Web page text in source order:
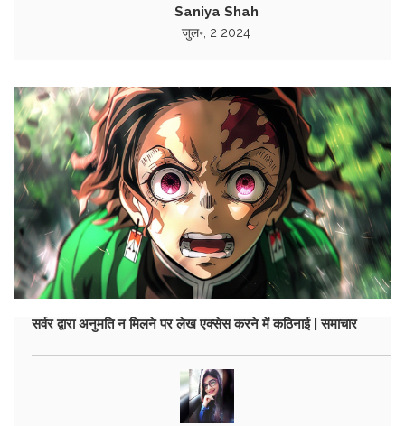
Saniya Shah
जुल॰, 2 2024
सर्वर द्वारा अनुमति न मिलने पर लेख एक्सेस करने में कठिनाई | समाचार